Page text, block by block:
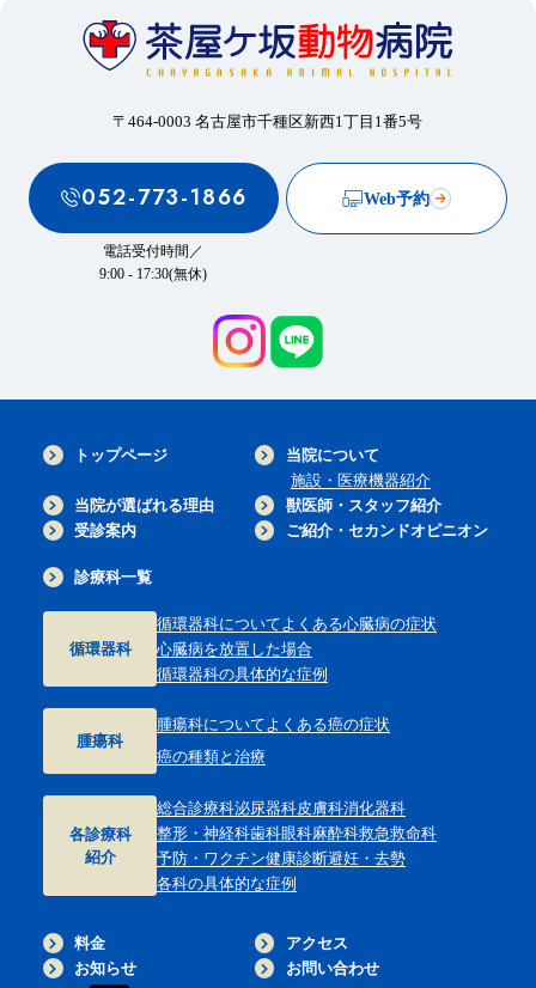
〒464-0003 名古屋市千種区新西1丁目1番5号
052-773-1866
電話受付時間／
9:00 - 17:30(無休)
Web予約
トップページ
当院について
施設・医療機器紹介
当院が選ばれる理由
獣医師・スタッフ紹介
受診案内
ご紹介・セカンドオピニオン
診療科一覧
循環器科
循環器科について よくある心臓病の症状
心臓病を放置した場合
循環器科の具体的な症例
腫瘍科
腫瘍科について よくある癌の症状
癌の種類と治療
各診療科
紹介
総合診療科泌尿器科皮膚科消化器科
整形・神経科歯科眼科麻酔科救急救命科
予防・ワクチン健康診断避妊・去勢
各科の具体的な症例
料金
アクセス
お知らせ
お問い合わせ